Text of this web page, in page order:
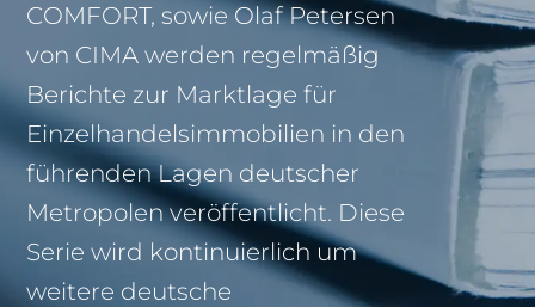
COMFORT, sowie Olaf Petersen
von CIMA werden regelmäßig
Berichte zur Marktlage für
Einzelhandelsimmobilien in den
führenden Lagen deutscher
Metropolen veröffentlicht. Diese
Serie wird kontinuierlich um
weitere deutsche